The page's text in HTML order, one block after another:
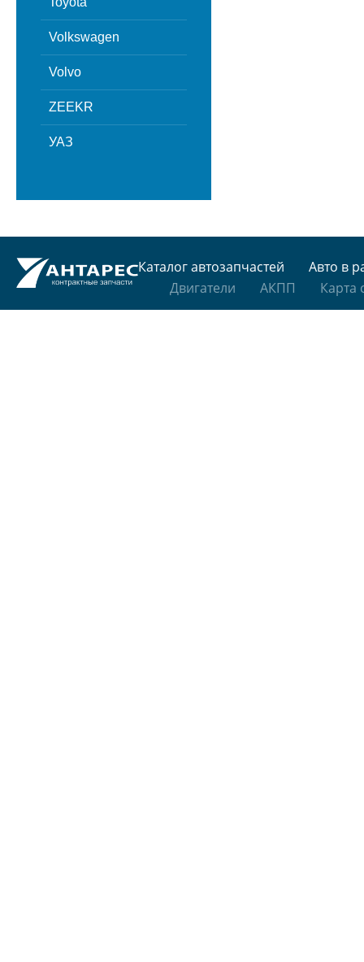
Volkswagen
Volvo
ZEEKR
УАЗ
Каталог автозапчастей
Авто в
Двигатели
АКПП Карта